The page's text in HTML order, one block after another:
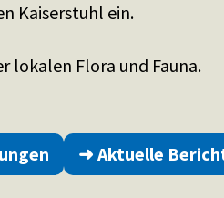
Kaiserstuhl ein.
lokalen Flora und Fauna.
➜ Aktuelle